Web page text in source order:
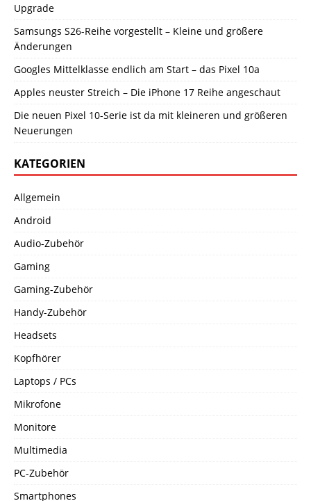
Upgrade
Samsungs S26-Reihe vorgestellt – Kleine und größere
Änderungen
Googles Mittelklasse endlich am Start – das Pixel 10a
Apples neuster Streich – Die iPhone 17 Reihe angeschaut
Die neuen Pixel 10-Serie ist da mit kleineren und größeren
Neuerungen
KATEGORIEN
Allgemein
Android
Audio-Zubehör
Gaming
Gaming-Zubehör
Handy-Zubehör
Headsets
Kopfhörer
Laptops / PCs
Mikrofone
Monitore
Multimedia
PC-Zubehör
Smartphones